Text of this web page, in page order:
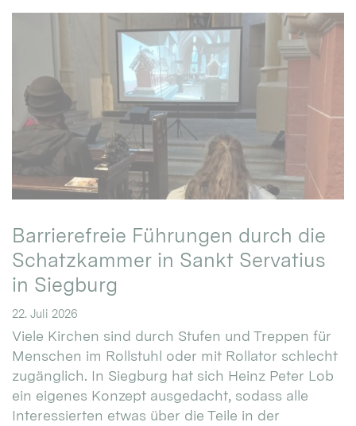
Barrierefreie Führungen durch die
Schatzkammer in Sankt Servatius
in Siegburg
22. Juli 2026
Viele Kirchen sind durch Stufen und Treppen für
Menschen im Rollstuhl oder mit Rollator schlecht
zugänglich. In Siegburg hat sich Heinz Peter Lob
ein eigenes Konzept ausgedacht, sodass alle
Interessierten etwas über die Teile in der